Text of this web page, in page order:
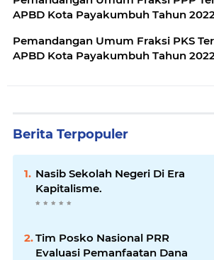
APBD Kota Payakumbuh Tahun
Pemandangan Umum Fraksi PKS
APBD Kota Payakumbuh Tahun
Berita Terpopuler
Nasib Sekolah Negeri Di Era
Kapitalisme.
Tim Posko Nasional PRR
Evaluasi Pemanfaatan Dana